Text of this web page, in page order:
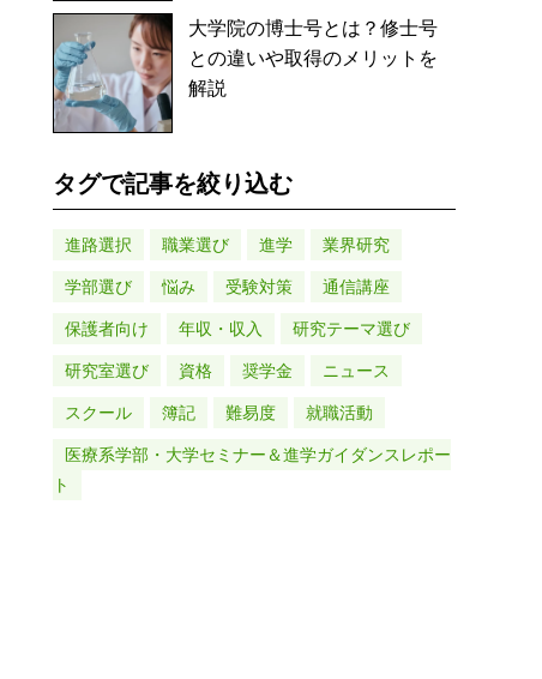
大学院の博士号とは？修士号
との違いや取得のメリットを
解説
タグで記事を絞り込む
進路選択 職業選び 進学 業界研究
学部選び 悩み 受験対策 通信講座
保護者向け 年収・収入 研究テーマ選び
研究室選び 資格 奨学金 ニュース
スクール 簿記 難易度 就職活動
医療系学部・大学セミナー＆進学ガイダンスレポー
ト